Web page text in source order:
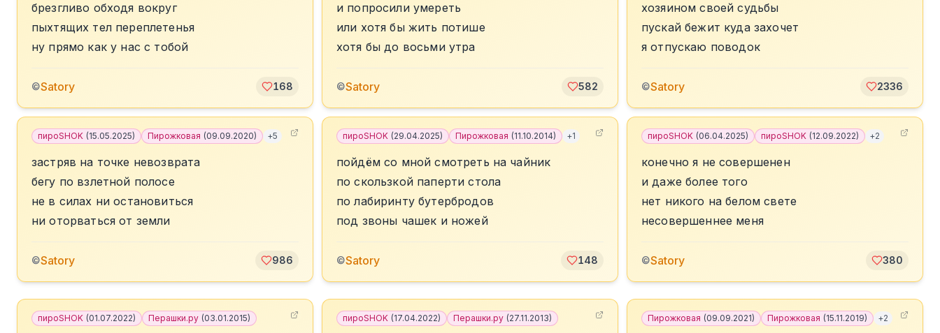
брезгливо обходя вокруг
пыхтящих тел переплетенья
ну прямо как у нас с тобой
©Satory 168
и попросили умереть
или хотя бы жить потише
хотя бы до восьми утра
©Satory 582
хозяином своей судьбы
пускай бежит куда захочет
я отпускаю поводок
©Satory 2336
пироSHOK (15.05.2025) Пирожковая (09.09.2020) +5
застряв на точке невозврата
бегу по взлетной полосе
не в силах ни остановиться
ни оторваться от земли
©Satory 986
пироSHOK (29.04.2025) Пирожковая (11.10.2014) +1
пойдём со мной смотреть на чайник
по скользкой паперти стола
по лабиринту бутербродов
под звоны чашек и ножей
©Satory 148
пироSHOK (06.04.2025) пироSHOK (12.09.2022) +2
конечно я не совершенен
и даже более того
нет никого на белом свете
несовершеннее меня
©Satory 380
пироSHOK (01.07.2022) Перашки.ру (03.01.2015) пироSHOK (17.04.2022) Перашки.ру (27.11.2013) Пирожковая (09.09.2021) Пирожковая (15.11.2019) +2